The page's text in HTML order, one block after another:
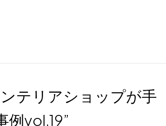
テリアショップが手
vol.19”